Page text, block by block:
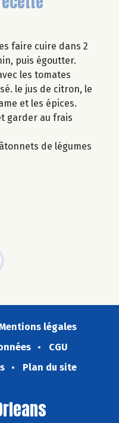
faire cuire dans 2
puis égoutter.
les tomates
le jus de citron, le
et les épices.
garder au frais
de légumes
légales
CGU
Plan du site